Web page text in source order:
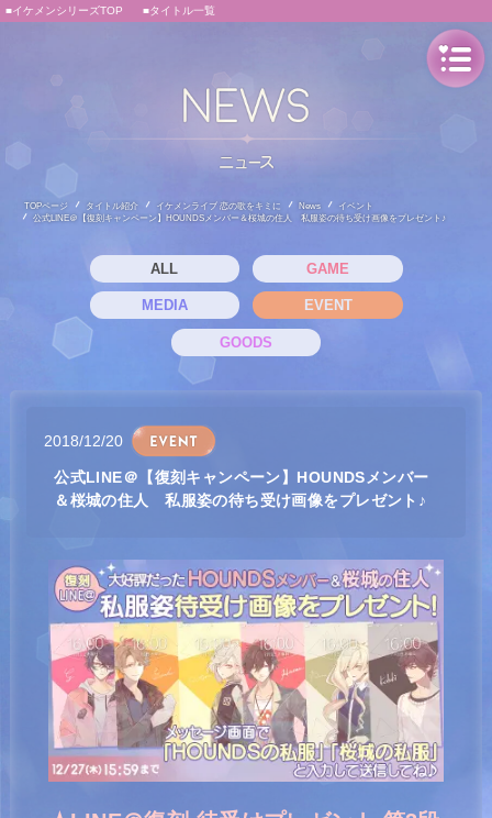
■イケメンシリーズTOP ■タイトル一覧
TOPページ タイトル紹介 イケメンライブ 恋の歌をキミに News
イベント
公式LINE＠【復刻キャンペーン】HOUNDSメンバー＆桜城の住人 私服姿の待ち受け画像をプレゼント♪
ALL GAME
MEDIA EVENT
GOODS
2018/12/20
公式LINE＠【復刻キャンペーン】HOUNDSメンバー
＆桜城の住人 私服姿の待ち受け画像をプレゼント♪